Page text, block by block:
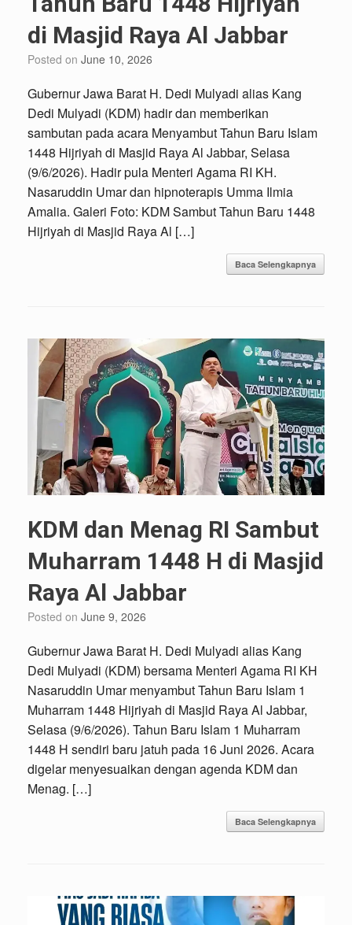
di Masjid Raya Al Jabbar
Posted on June 10, 2026
Gubernur Jawa Barat H. Dedi Mulyadi alias Kang
Dedi Mulyadi (KDM) hadir dan memberikan
sambutan pada acara Menyambut Tahun Baru Islam
1448 Hijriyah di Masjid Raya Al Jabbar, Selasa
(9/6/2026). Hadir pula Menteri Agama RI KH.
Nasaruddin Umar dan hipnoterapis Umma Ilmia
Amalia. Galeri Foto: KDM Sambut Tahun Baru 1448
Hijriyah di Masjid Raya Al […]
Baca Selengkapnya
KDM dan Menag RI Sambut
Muharram 1448 H di Masjid
Raya Al Jabbar
Posted on June 9, 2026
Gubernur Jawa Barat H. Dedi Mulyadi alias Kang
Dedi Mulyadi (KDM) bersama Menteri Agama RI KH
Nasaruddin Umar menyambut Tahun Baru Islam 1
Muharram 1448 Hijriyah di Masjid Raya Al Jabbar,
Selasa (9/6/2026). Tahun Baru Islam 1 Muharram
1448 H sendiri baru jatuh pada 16 Juni 2026. Acara
digelar menyesuaikan dengan agenda KDM dan
Menag. […]
Baca Selengkapnya